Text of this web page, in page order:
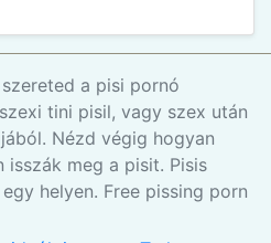
a pisi pornó
tini pisil, vagy szex után
Nézd végig hogyan
isszák meg a pisit. Pisis
helyen. Free pissing porn